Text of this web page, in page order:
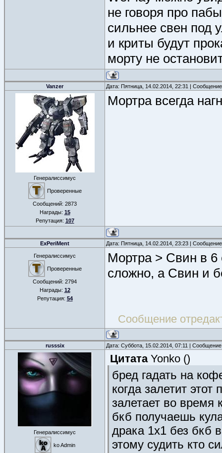
не говоря про
сильнее свен под
и криты будут
морту не
Vanzer Дата: Пятница, 14.02.2014, 22:31 |
Генералиссимус
Проверенные
Сообщений: 2873
Награды: 15
Репутация: 107
Мортра всегда
ExPeriMent Дата: Пятница, 14.02.2014, 23:23 |
Генералиссимус
Проверенные
Сообщений: 2794
Награды: 12
Репутация: 54
Мортра > Cвин в 6
сложно, а Свин и
Сообщение
russsix Дата: Суббота, 15.02.2014, 07:11 |
Генералиссимус
ko Admin
Цитата Yonko ()
бред гадать на
когда залетит
залетает во время
бкб получаешь
драка 1х1 без бкб
этому судить кто